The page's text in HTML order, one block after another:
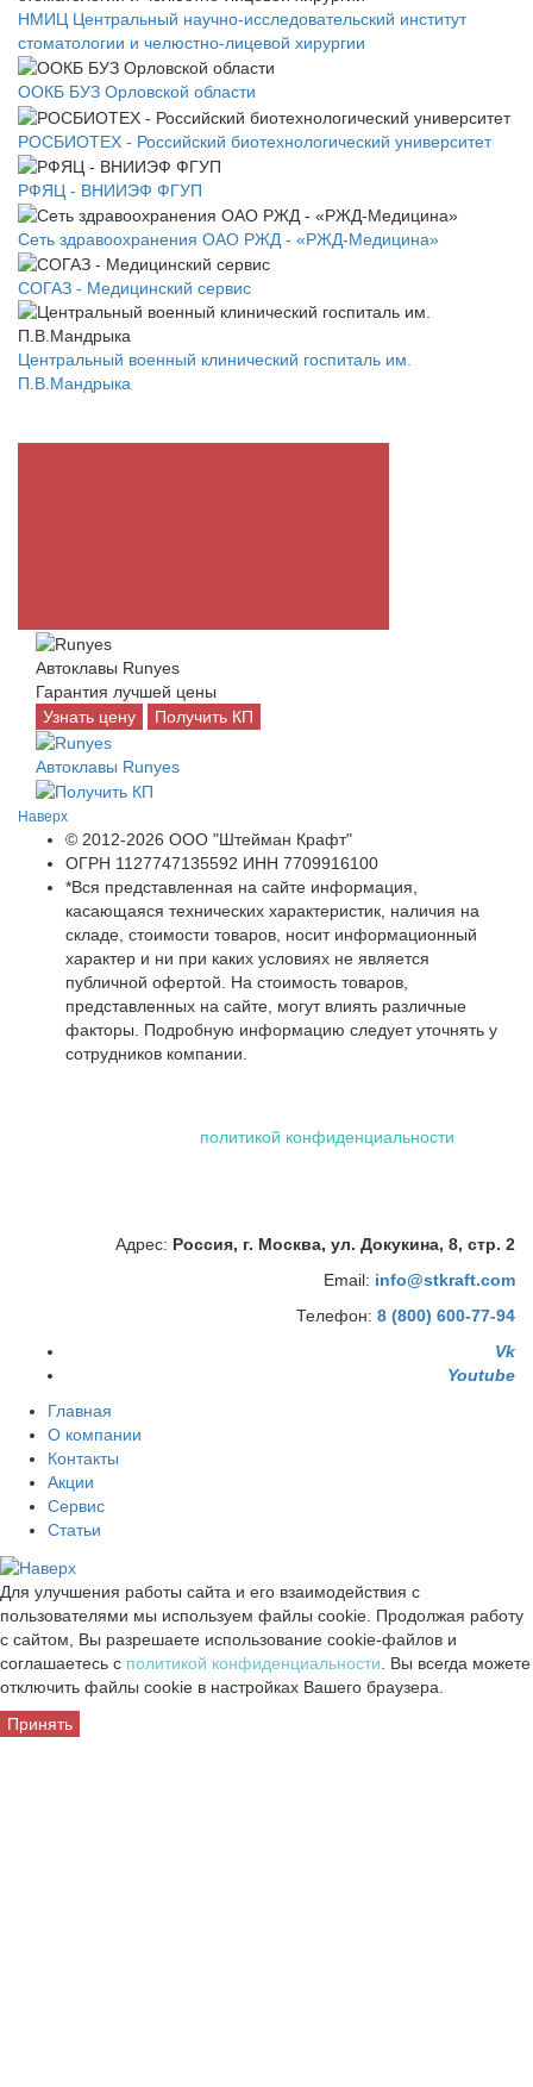
НМИЦ Центральный научно-исследовательский институт
стоматологии и челюстно-лицевой хирургии
ООКБ БУЗ Орловской области
РОСБИОТЕХ - Российский биотехнологический университет
РФЯЦ - ВНИИЭФ ФГУП
Сеть здравоохранения ОАО РЖД - «РЖД-Медицина»
СОГАЗ - Медицинский сервис
Центральный военный клинический госпиталь им.
П.В.Мандрыка
Автоклавы Runyes
Гарантия лучшей цены
Узнать цену
Получить КП
Автоклавы Runyes
Наверх
© 2012-2026 ООО "Штейман Крафт"
ОГРН 1127747135592 ИНН 7709916100
*Вся представленная на сайте информация,
касающаяся технических характеристик, наличия на
складе, стоимости товаров, носит информационный
характер и ни при каких условиях не является
публичной офертой. На стоимость товаров,
представленных на сайте, могут влиять различные
факторы. Подробную информацию следует уточнять у
сотрудников компании.
политикой конфиденциальности
Адрес: Россия, г. Москва, ул. Докукина, 8, стр. 2
Email: info@stkraft.com
Телефон: 8 (800) 600-77-94
Vk
Youtube
Главная
О компании
Контакты
Акции
Сервис
Статьи
Для улучшения работы сайта и его взаимодействия с
пользователями мы используем файлы cookie. Продолжая работу
с сайтом, Вы разрешаете использование cookie-файлов и
соглашаетесь с политикой конфиденциальности . Вы всегда можете
отключить файлы cookie в настройках Вашего браузера.
Принять